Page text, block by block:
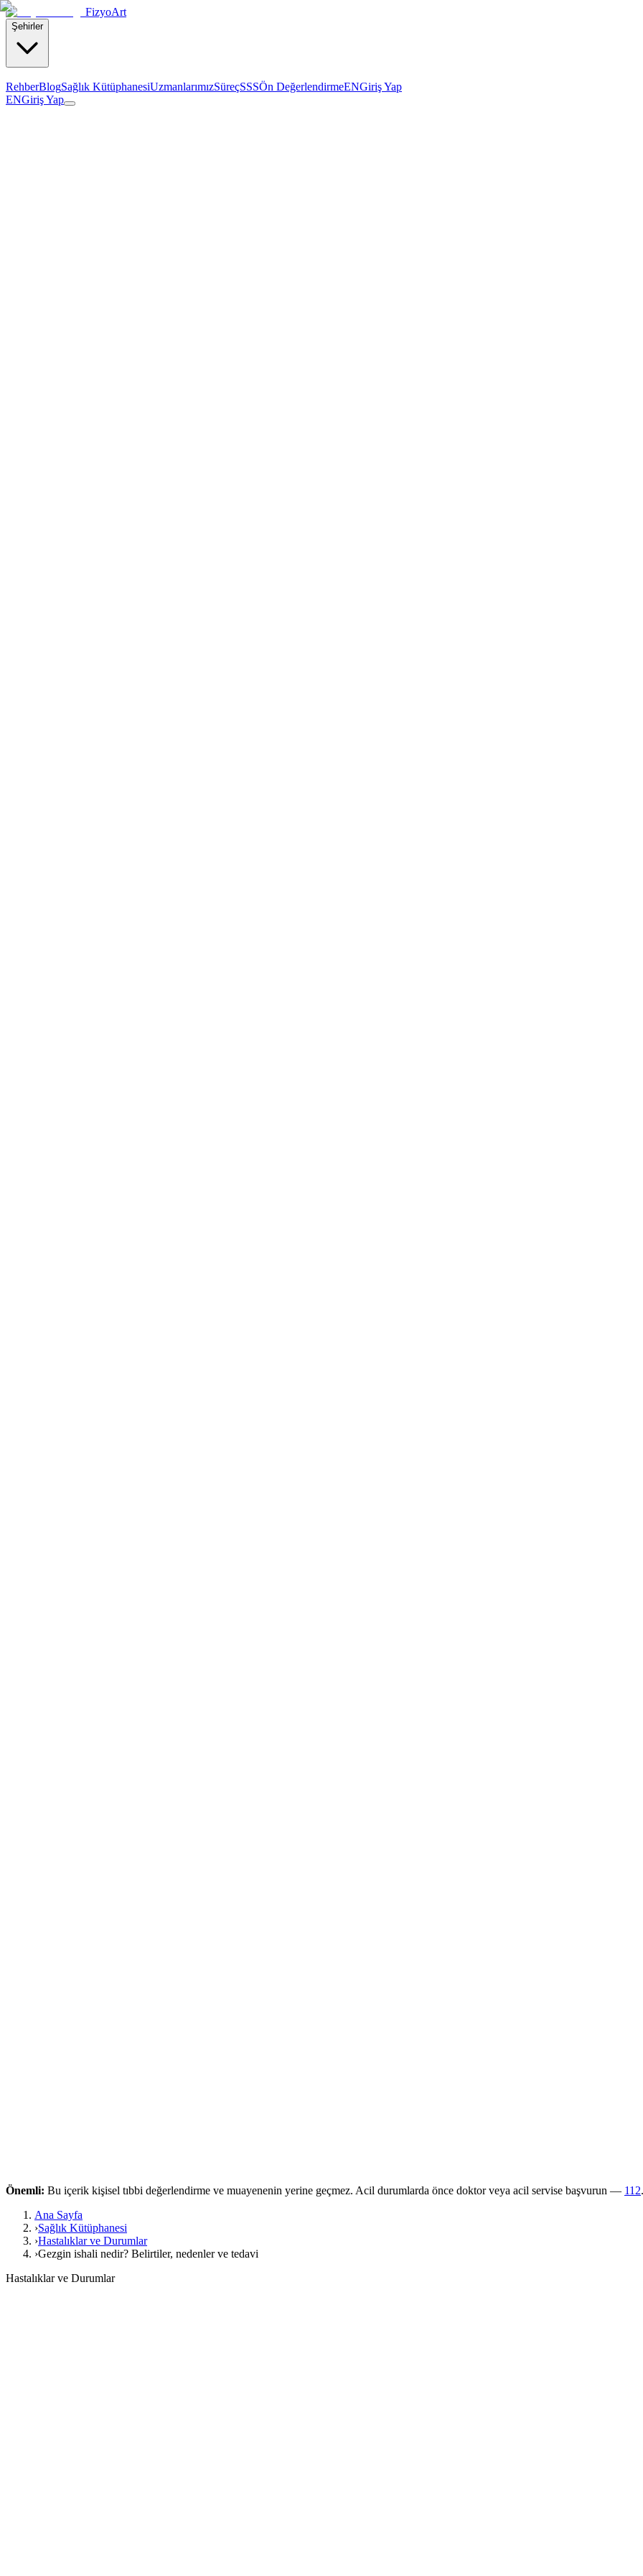
FizyoArt
Şehirler
RehberBlogSağlık KütüphanesiUzmanlarımızSüreçSSSÖn DeğerlendirmeENGiriş Yap
ENGiriş Yap
Önemli: Bu içerik kişisel tıbbi değerlendirme ve muayenenin yerine geçmez. Acil durumlarda önce doktor veya acil servise başvurun — 112.
Ana Sayfa
›Sağlık Kütüphanesi
›Hastalıklar ve Durumlar
›Gezgin ishali nedir? Belirtiler, nedenler ve tedavi
Hastalıklar ve Durumlar